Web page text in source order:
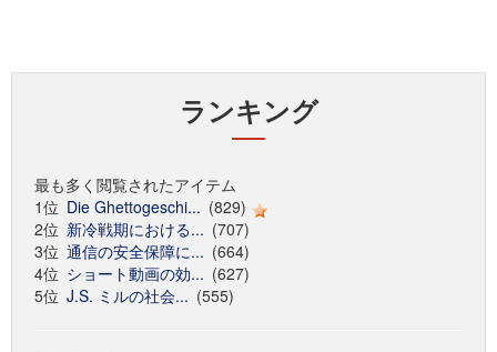
ランキング
最も多く閲覧されたアイテム
1位 Die Ghettogeschi... (829)
2位 新冷戦期における... (707)
3位 通信の安全保障に... (664)
4位 ショート動画の効... (627)
5位 J.S. ミルの社会... (555)